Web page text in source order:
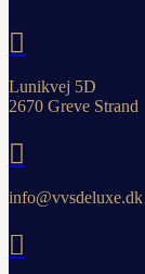

Lunikvej 5D
2670 Greve Strand

info@vvsdeluxe.dk
